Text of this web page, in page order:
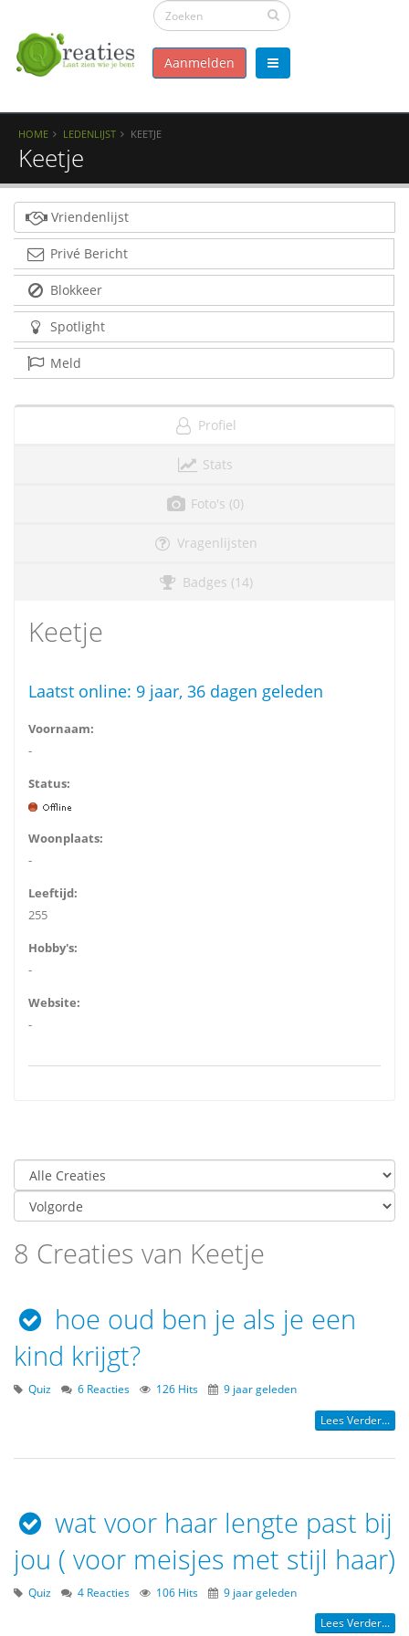
Aanmelden
HOME LEDENLIJST KEETJE
Keetje
Vriendenlijst
Privé Bericht
Blokkeer
Spotlight
Meld
Profiel
Stats
Foto's (0)
Vragenlijsten
Badges (14)
Keetje
Laatst online: 9 jaar, 36 dagen geleden
Voornaam:
-
Status:
Woonplaats:
-
Leeftijd:
255
Hobby's:
-
Website:
-
8 Creaties van Keetje
hoe oud ben je als je een
kind krijgt?
Quiz 6 Reacties 126 Hits 9 jaar geleden
Lees Verder...
wat voor haar lengte past bij
jou ( voor meisjes met stijl haar)
Quiz 4 Reacties 106 Hits 9 jaar geleden
Lees Verder...